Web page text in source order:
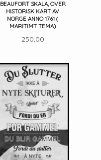
BEAUFORT SKALA, OVER
HISTORISK KART AV
NORGE ANNO 1761 (
MARITIMT TEMA)
Pris
250,00